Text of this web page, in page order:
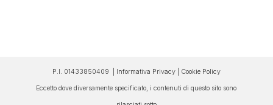
P.I. 01433850409 | Informativa Privacy| Cookie Policy
Eccetto dove diversamente specificato, i contenuti di questo sito sono